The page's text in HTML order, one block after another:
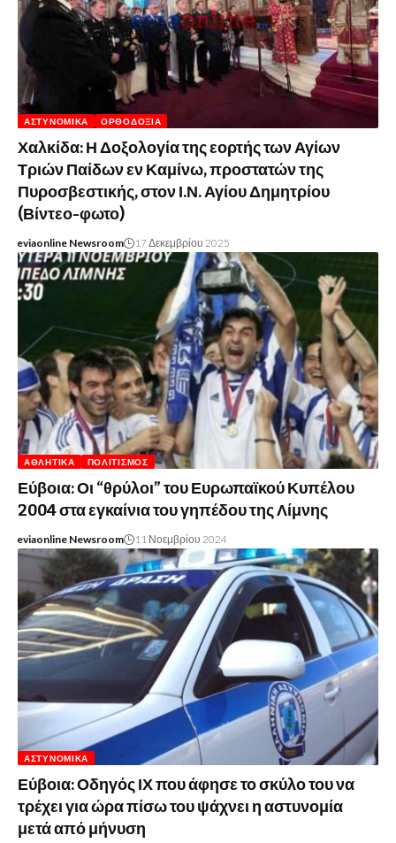
ΑΣΤΥΝΟΜΙΚΆ ΟΡΘΟΔΟΞΊΑ
Χαλκίδα: Η Δοξολογία της εορτής των Αγίων
Τριών Παίδων εν Καμίνω, προστατών της
Πυροσβεστικής, στον Ι.Ν. Αγίου Δημητρίου
(Βίντεο-φωτο)
eviaonline Newsroom 17 Δεκεμβρίου 2025
ΑΘΛΗΤΙΚΆ ΠΟΛΙΤΙΣΜΌΣ
Εύβοια: Οι “θρύλοι” του Ευρωπαϊκού Κυπέλου
2004 στα εγκαίνια του γηπέδου της Λίμνης
eviaonline Newsroom 11 Νοεμβρίου 2024
ΑΣΤΥΝΟΜΙΚΆ
Εύβοια: Οδηγός ΙΧ που άφησε το σκύλο του να
τρέχει για ώρα πίσω του ψάχνει η αστυνομία
μετά από μήνυση